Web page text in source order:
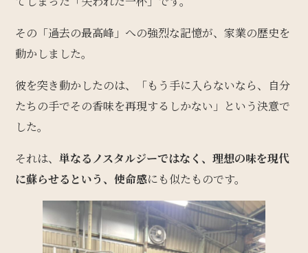
その「過去の最高峰」への強烈な記憶が、家業の歴史を
動かしました。
彼を突き動かしたのは、「もう手に入らないなら、自分
たちの手でその香味を再現するしかない」という決意で
した。
それは、単なるノスタルジーではなく、理想の味を現代
に蘇らせるという、使命感にも似たものです。